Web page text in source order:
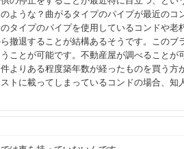
ような？曲がるタイプのパイプが最近の
イプのパイプを使用しているコンドや老
撤退することが結構あるそうです。この
ことが可能です。不動産屋が調べること
よりある程度築年数が経ったものを買う方
トに載ってしまっているコンドの場合、